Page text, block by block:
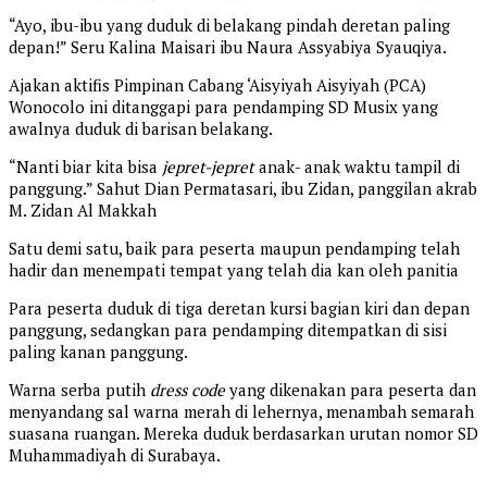
“Ayo, ibu-ibu yang duduk di belakang pindah deretan paling
depan!” Seru Kalina Maisari ibu Naura Assyabiya Syauqiya.
Ajakan aktifis Pimpinan Cabang ‘Aisyiyah Aisyiyah (PCA)
Wonocolo ini ditanggapi para pendamping SD Musix yang
awalnya duduk di barisan belakang.
“Nanti biar kita bisa jepret-jepretanak- anak waktu tampil di
panggung.” Sahut Dian Permatasari, ibu Zidan, panggilan akrab
M. Zidan Al Makkah
Satu demi satu, baik para peserta maupun pendamping telah
hadir dan menempati tempat yang telah dia kan oleh panitia
Para peserta duduk di tiga deretan kursi bagian kiri dan depan
panggung, sedangkan para pendamping ditempatkan di sisi
paling kanan panggung.
Warna serba putih dress codeyang dikenakan para peserta dan
menyandang sal warna merah di lehernya, menambah semarah
suasana ruangan. Mereka duduk berdasarkan urutan nomor SD
Muhammadiyah di Surabaya.